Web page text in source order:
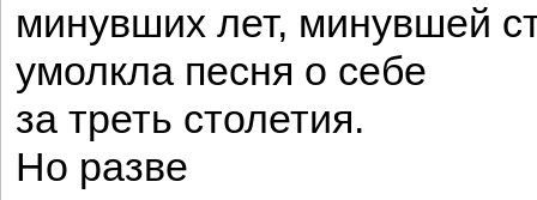
минувших лет, минувшей
умолкла песня о себе
за треть столетия.
Но разве